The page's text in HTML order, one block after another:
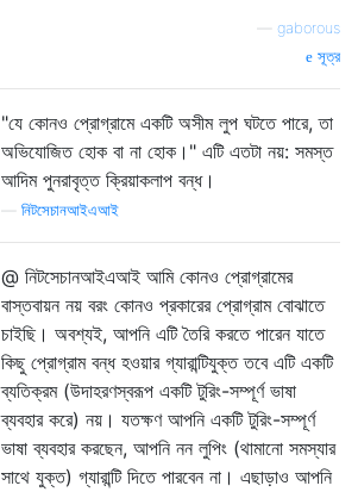
gaborous
সূত্র
"যে কোনও প্রোগ্রামে একটি অসীম লুপ ঘটতে পারে, তা
অভিযোজিত হোক বা না হোক।" এটি এতটা নয়: সমস্ত
আদিম পুনরাবৃত্ত ক্রিয়াকলাপ বন্ধ।
নিটসেচানআইএআই
@ নিটসেচানআইএআই আমি কোনও প্রোগ্রামের
বাস্তবায়ন নয় বরং কোনও প্রকারের প্রোগ্রাম বোঝাতে
চাইছি। অবশ্যই, আপনি এটি তৈরি করতে পারেন যাতে
কিছু প্রোগ্রাম বন্ধ হওয়ার গ্যারান্টিযুক্ত তবে এটি একটি
ব্যতিক্রম (উদাহরণস্বরূপ একটি টুরিং-সম্পূর্ণ ভাষা
ব্যবহার করে) নয়। যতক্ষণ আপনি একটি টুরিং-সম্পূর্ণ
ভাষা ব্যবহার করছেন, আপনি নন লুপিং (থামানো সমস্যার
সাথে যুক্ত) গ্যারান্টি দিতে পারবেন না। এছাড়াও আপনি